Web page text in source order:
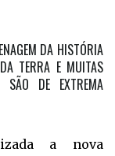
DA HISTÓRIA
TERRA E MUITAS
SÃO DE EXTREMA
a nova